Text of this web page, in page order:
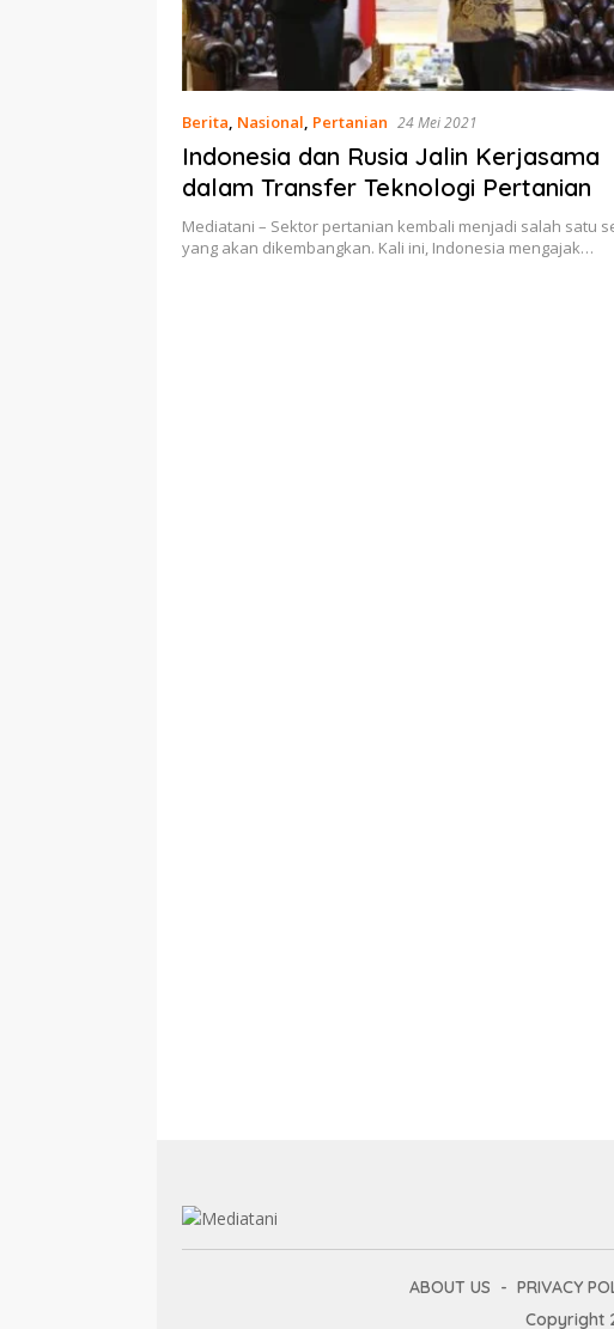
Berita, Nasional, Pertanian 24 Mei 2021
Indonesia dan Rusia Jalin Kerjasama
dalam Transfer Teknologi Pertanian
Mediatani – Sektor pertanian kembali menjadi salah satu
yang akan dikembangkan. Kali ini, Indonesia mengajak…
ABOUT US PRIVACY
Copyright